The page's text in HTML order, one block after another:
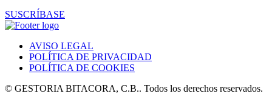
SUSCRÍBASE
AVISO LEGAL
POLÍTICA DE PRIVACIDAD
POLÍTICA DE COOKIES
© GESTORIA BITACORA, C.B.. Todos los derechos reservados.